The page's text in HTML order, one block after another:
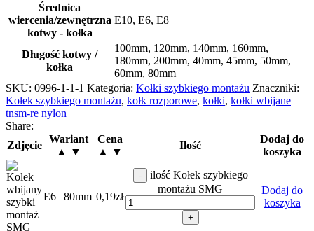
Średnica
wiercenia/zewnętrzna
kotwy - kołka
E10, E6, E8
Długość kotwy /
kołka
100mm, 120mm, 140mm, 160mm,
180mm, 200mm, 40mm, 45mm, 50mm,
60mm, 80mm
SKU: 0996-1-1-1 Kategoria: Kołki szybkiego montażu Znaczniki:
Kołek szybkiego montażu, kołk rozporowe, kołki, kołki wbijane
tnsm-re nylon
Share:
Zdjęcie
Wariant
▲ ▼
Cena
▲ ▼
Ilość
Dodaj do
koszyka
E6 | 80mm 0,19zł
-
ilość Kołek szybkiego
montażu SMG
+
Dodaj do
koszyka